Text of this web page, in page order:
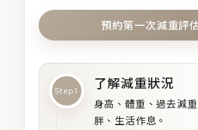
預約第一次減重評
Step 1 了解減重狀況
身高、體重、過去減
胖、生活作息。